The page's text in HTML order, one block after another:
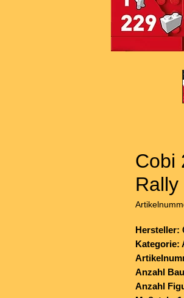
Cobi
Hersteller:
Kategorie:
Anzahl
Anzahl